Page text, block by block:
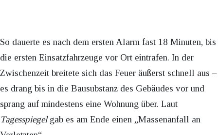
So dauerte es nach dem ersten Alarm fast 18 Minuten, bis
die ersten Einsatzfahrzeuge vor Ort eintrafen. In der
Zwischenzeit breitete sich das Feuer äußerst schnell aus –
es drang bis in die Bausubstanz des Gebäudes vor und
sprang auf mindestens eine Wohnung über. Laut
Tagesspiegelgab es am Ende einen „Massenanfall an